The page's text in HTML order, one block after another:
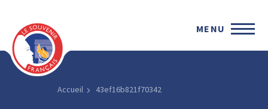
MENU
Accueil 43ef16b821f70342